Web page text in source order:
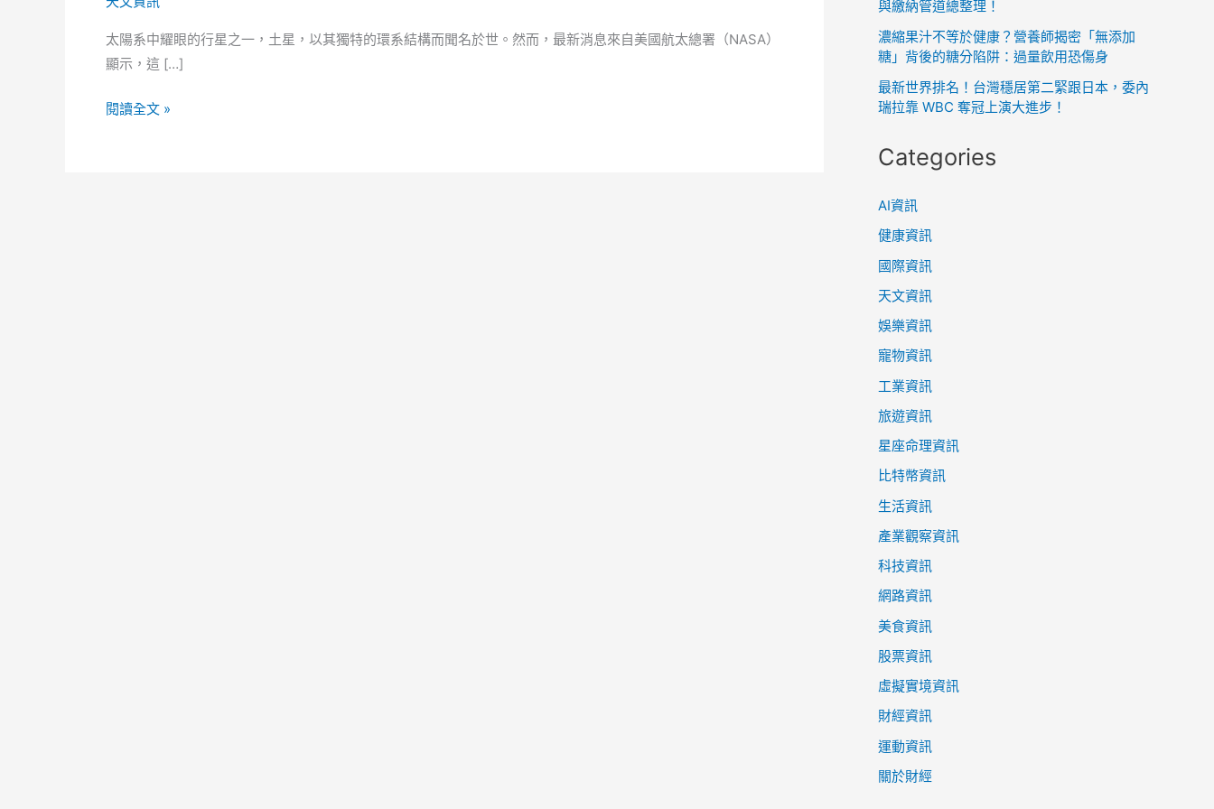
太陽系中耀眼的行星之一，土星，以其獨特的環系結構而聞名於世。然而，最新消息來自美國航太總署（NASA）
顯示，這 […]
天
閱讀全文 »
與繳納管道總整理！
濃縮果汁不等於健康？營養師揭密「無添加
糖」背後的糖分陷阱：過量飲用恐傷身
最新世界排名！台灣穩居第二緊跟日本，委內
瑞拉靠 WBC 奪冠上演大進步！
Categories
AI資訊
健康資訊
國際資訊
天文資訊
娛樂資訊
寵物資訊
工業資訊
旅遊資訊
星座命理資訊
比特幣資訊
生活資訊
產業觀察資訊
科技資訊
網路資訊
美食資訊
股票資訊
虛擬實境資訊
財經資訊
運動資訊
關於財經